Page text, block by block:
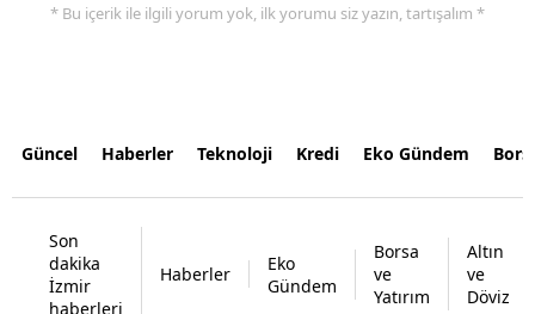
* Bu içerik ile ilgili yorum yok, ilk yorumu siz yazın, tartışalım *
Güncel Haberler Teknoloji Kredi Eko Gündem
Son
dakika
İzmir
haberleri
Haberler
Eko
Gündem
Borsa
ve
Yatırım
Altın
ve
Döviz